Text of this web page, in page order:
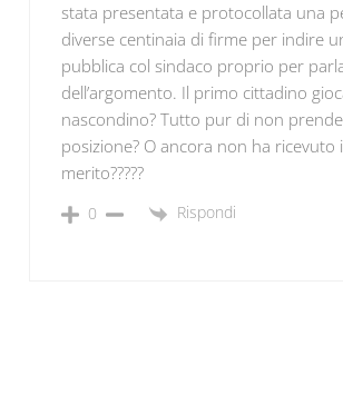
stata presentata e protocollata una
diverse centinaia di firme per indire
pubblica col sindaco proprio per
dell’argomento. Il primo cittadino
nascondino? Tutto pur di non
posizione? O ancora non ha ricevuto
merito?????
0 Rispondi